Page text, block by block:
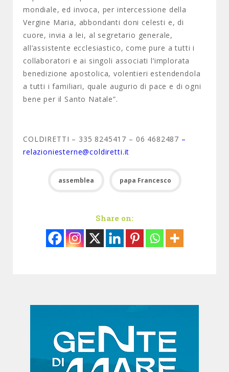
mondiale, ed invoca, per intercessione della
Vergine Maria, abbondanti doni celesti e, di
cuore, invia a lei, al segretario generale,
all’assistente ecclesiastico, come pure a tutti i
collaboratori e ai singoli associati l’implorata
benedizione apostolica, volentieri estendendola
a tutti i familiari, quale augurio di pace e di ogni
bene per il Santo Natale”.
COLDIRETTI – 335 8245417 – 06 4682487 –
relazioniesterne@coldiretti.it
assemblea papa Francesco
Share on: